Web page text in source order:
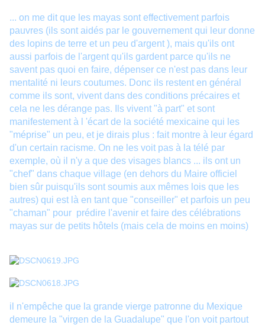
... on me dit que les mayas sont effectivement parfois
pauvres (ils sont aidés par le gouvernement qui leur donne
des lopins de terre et un peu d'argent ), mais qu'ils ont
aussi parfois de l'argent qu'ils gardent parce qu'ils ne
savent pas quoi en faire, dépenser ce n'est pas dans leur
mentalité ni leurs coutumes. Donc ils restent en général
comme ils sont, vivent dans des conditions précaires et
cela ne les dérange pas. Ils vivent "à part" et sont
manifestement à l 'écart de la société mexicaine qui les
"méprise" un peu, et je dirais plus : fait montre à leur égard
d'un certain racisme. On ne les voit pas à la télé par
exemple, où il n'y a que des visages blancs ... ils ont un
"chef" dans chaque village (en dehors du Maire officiel
bien sûr puisqu'ils sont soumis aux mêmes lois que les
autres) qui est là en tant que "conseiller" et parfois un peu
"chaman" pour prédire l'avenir et faire des célébrations
mayas sur de petits hôtels (mais cela de moins en moins)
il n'empêche que la grande vierge patronne du Mexique
demeure la "virgen de la Guadalupe" que l'on voit partout